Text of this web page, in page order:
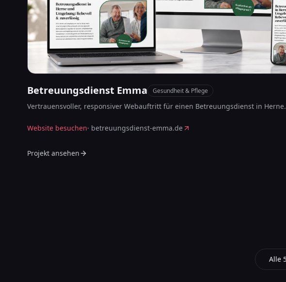
Betreuungsdienst Emma Gesundheit & Pflege
Vertrauensvoller, responsiver Webauftritt für einen Betreuungsdienst in Herne.
Website besuchen· betreuungsdienst-emma.de
Projekt ansehen
Alle